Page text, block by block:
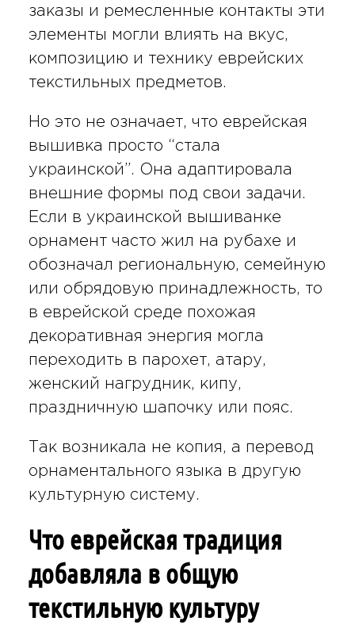
заказы и ремесленные контакты эти
элементы могли влиять на вкус,
композицию и технику еврейских
текстильных предметов.
Но это не означает, что еврейская
вышивка просто “стала
украинской”. Она адаптировала
внешние формы под свои задачи.
Если в украинской вышиванке
орнамент часто жил на рубахе и
обозначал региональную, семейную
или обрядовую принадлежность, то
в еврейской среде похожая
декоративная энергия могла
переходить в парохет, атару,
женский нагрудник, кипу,
праздничную шапочку или пояс.
Так возникала не копия, а перевод
орнаментального языка в другую
культурную систему.
Что еврейская традиция
добавляла в общую
текстильную культуру